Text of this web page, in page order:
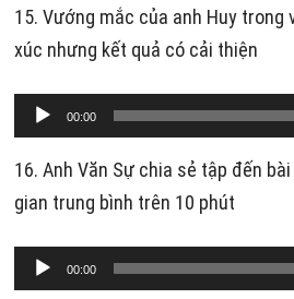
âm
thanh
15. Vướng mắc của anh Huy trong
xúc nhưng kết quả có cải thiện
Trình
phát
âm
thanh
00:00
16. Anh Văn Sự chia sẻ tập đến
gian trung bình trên 10 phút
Trình
phát
00:00